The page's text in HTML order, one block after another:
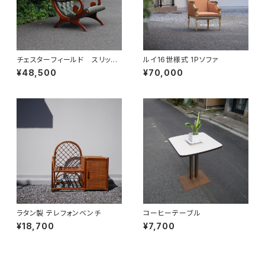
チェスターフィールド スリッパ
ーチェア
¥48,500
ルイ16世様式 1Pソファ
¥70,000
ラタン製 テレフォンベンチ
¥18,700
コーヒーテーブル
¥7,700